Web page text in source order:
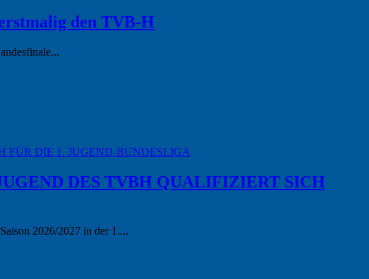
den TVB-H
FÜR DIE 1. JUGEND-BUNDESLIGA
DES TVBH QUALIFIZIERT SICH
2026/2027 in der 1....